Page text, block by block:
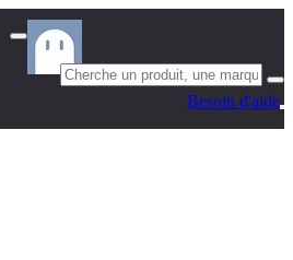
Besoin d'aide